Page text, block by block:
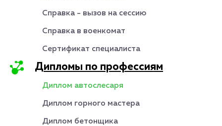
Справка - вызов на сессию
Справка в военкомат
Сертификат специалиста
Дипломы по профессиям
Диплом автослесаря
Диплом горного мастера
Диплом бетонщика